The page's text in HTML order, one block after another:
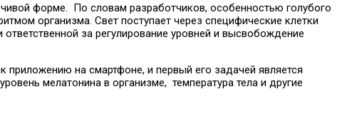
форме. По словам разработчиков, особенностью голубого
организма. Свет поступает через специфические клетки
за регулирование уровней и высвобождение
на смартфоне, и первый его задачей является
мелатонина в организме, температура тела и другие